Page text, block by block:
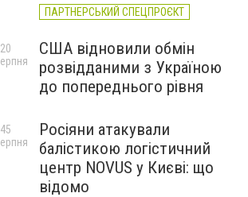
ПАРТНЕРСЬКИЙ СПЕЦПРОЄКТ
США відновили обмін
розвідданими з Україною
до попереднього рівня
Росіяни атакували
балістикою логістичний
центр NOVUS у Києві: що
відомо